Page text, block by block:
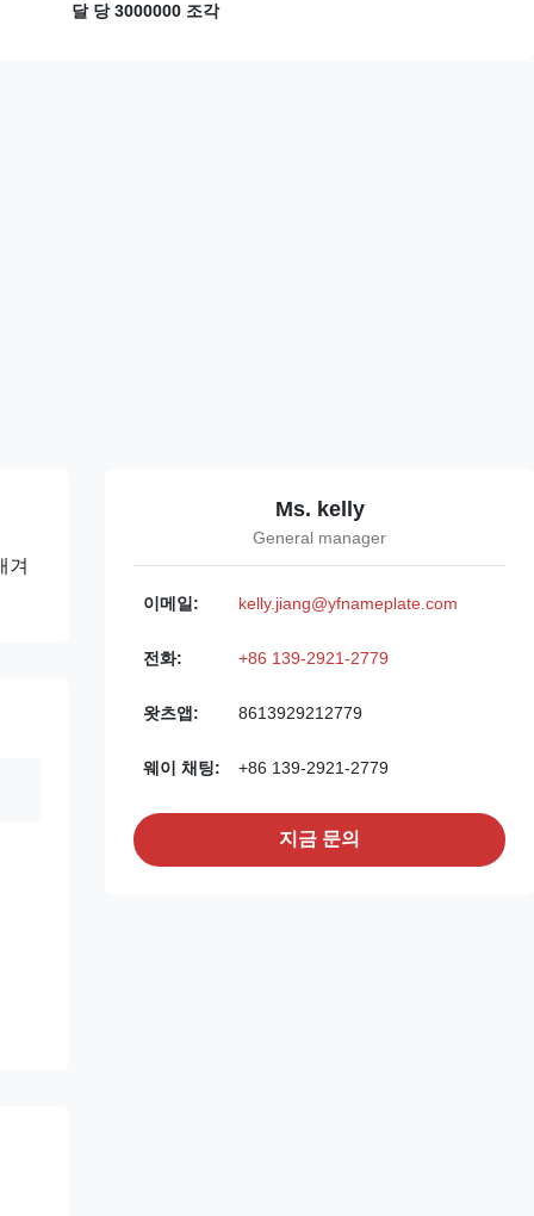
달 당 3000000 조각
겨
Ms. kelly
General manager
이메일: kelly.jiang@yfnameplate.com
전화: +86 139-2921-2779
왓츠앱: 8613929212779
웨이 채팅: +86 139-2921-2779
지금 문의